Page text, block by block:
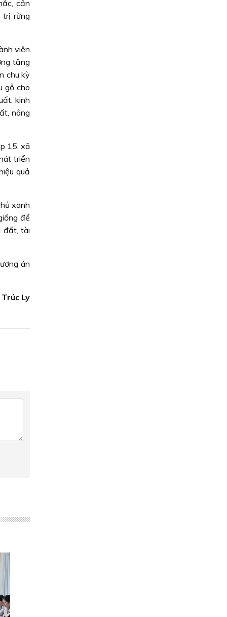
cần
trị rừng
viên
tăng
chu kỳ
gỗ cho
kinh
nâng
15, xã
triển
quả
xanh
để
đất, tài
án
Ly